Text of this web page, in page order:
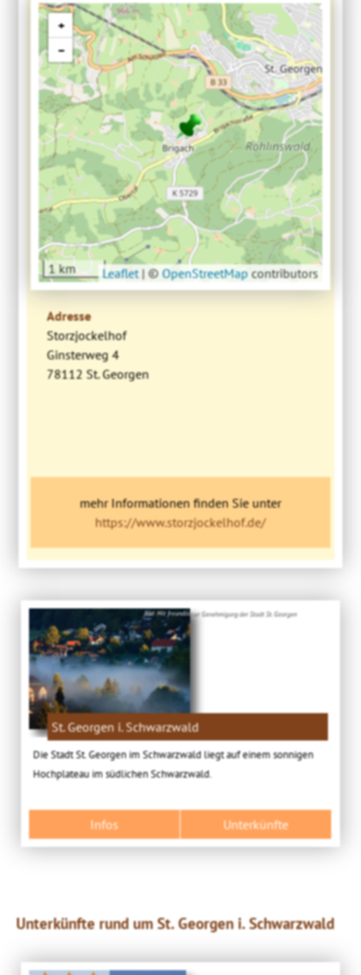
+
−
1 km Leaflet |©OpenStreetMap contributors
Adresse
Storzjockelhof
Ginsterweg 4
78112 St. Georgen
mehr Informationen finden Sie unter
https://www.storzjockelhof.de/
Bild: Mit freundlicher Genehmigung der Stadt St. Georgen
St. Georgen i. Schwarzwald
Die Stadt St. Georgen im Schwarzwald liegt auf einem sonnigen
Hochplateau im südlichen Schwarzwald.
Infos Unterkünfte
Unterkünfte rund um St. Georgen i. Schwarzwald